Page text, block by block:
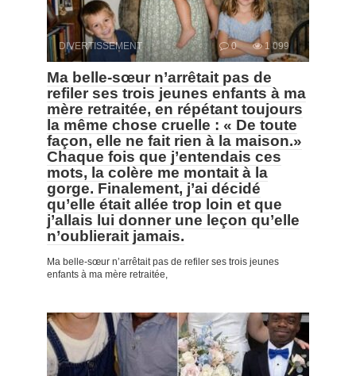
DIVERTISSEMENT 0 1 099
Ma belle-sœur n’arrêtait pas de
refiler ses trois jeunes enfants à ma
mère retraitée, en répétant toujours
la même chose cruelle : « De toute
façon, elle ne fait rien à la maison.»
Chaque fois que j’entendais ces
mots, la colère me montait à la
gorge. Finalement, j’ai décidé
qu’elle était allée trop loin et que
j’allais lui donner une leçon qu’elle
n’oublierait jamais.
Ma belle-sœur n’arrêtait pas de refiler ses trois jeunes
enfants à ma mère retraitée,